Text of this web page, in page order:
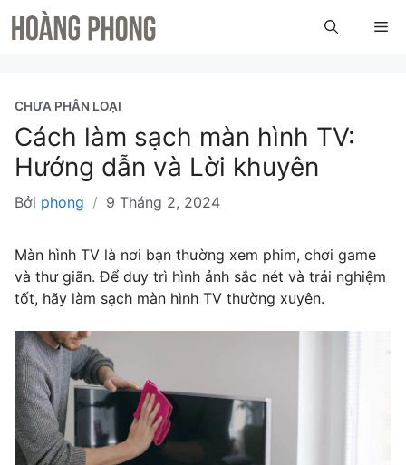
Chuyển
đến
CHƯA PHÂN LOẠI
Cách làm sạch màn hình TV:
Hướng dẫn và Lời khuyên
Bởi phong / 9 Tháng 2, 2024
Màn hình TV là nơi bạn thường xem phim, chơi game
và thư giãn. Để duy trì hình ảnh sắc nét và trải nghiệm
tốt, hãy làm sạch màn hình TV thường xuyên.